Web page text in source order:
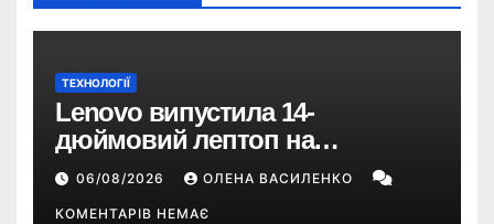
ТЕХНОЛОГІЇ
Lenovo випустила 14-
дюймовий лептоп на
Snapdragon X2 з автономністю
понад 33 години
06/08/2026 ОЛЕНА ВАСИЛЕНКО
КОМЕНТАРІВ НЕМАЄ